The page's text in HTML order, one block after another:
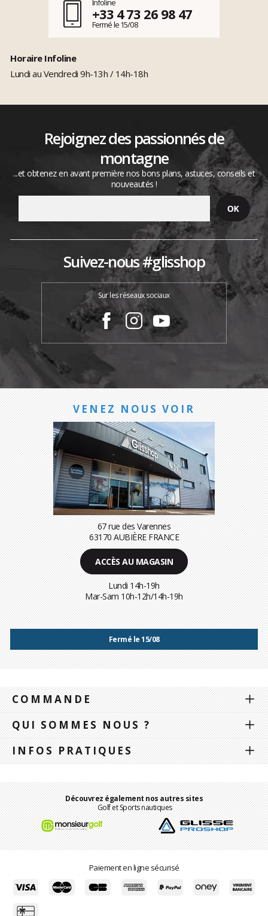
Infoline
+33 4 73 26 98 47
Fermé le 15/08
Horaire Infoline
Lundi au Vendredi 9h-13h / 14h-18h
Rejoignez des passionnés de
montagne
...et obtenez en avant première nos bons plans, astuces, conseils et
nouveautés !
Suivez-nous #glisshop
Sur les réseaux sociaux
VENEZ NOUS VOIR
67 rue des Varennes
63170 AUBIÈRE FRANCE
ACCÈS AU MAGASIN
Lundi 14h-19h
Mar-Sam 10h-12h/14h-19h
Fermé le 15/08
COMMANDE
QUI SOMMES NOUS ?
INFOS PRATIQUES
Découvrez également nos autres sites
Golf et Sports nautiques
Paiement en ligne sécurisé